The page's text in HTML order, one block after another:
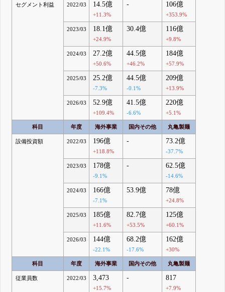
セグメント利益 2022/03 14.5億
+11.3%
- 106億
+353.9%
2023/03 18.1億
+24.9%
30.4億 116億
+9.8%
2024/03 27.2億
+50.6%
44.5億
+46.2%
184億
+57.9%
2025/03 25.2億
-7.3%
44.5億
-0.1%
209億
+13.9%
2026/03 52.9億
+109.4%
41.5億
-6.6%
220億
+5.1%
科目 年度 海外事業 国内その他 丸亀製麺
設備投資額 2022/03 196億
+118.8%
- 73.2億
-37.7%
2023/03 178億
-9.1%
- 62.5億
-14.6%
2024/03 166億
-7.1%
53.9億 78億
+24.8%
2025/03 185億
+11.6%
82.7億
+53.5%
125億
+60.1%
2026/03 144億
-22.1%
68.2億
-17.6%
162億
+30%
科目 年度 海外事業 国内その他 丸亀製麺
従業員数 2022/03 3,473
+15.7%
- 817
+7.9%